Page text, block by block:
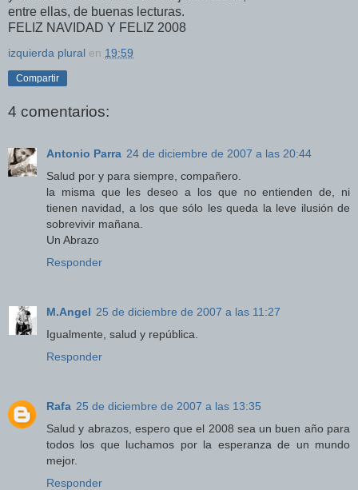
entre ellas, de buenas lecturas.
FELIZ NAVIDAD Y FELIZ 2008
izquierda plural en 19:59
Compartir
4 comentarios:
Antonio Parra 24 de diciembre de 2007 a las 20:44
Salud por y para siempre, compañero.
la misma que les deseo a los que no entienden de, ni
tienen navidad, a los que sólo les queda la leve ilusión de
sobrevivir mañana.
Un Abrazo
Responder
M.Angel 25 de diciembre de 2007 a las 11:27
Igualmente, salud y república.
Responder
Rafa 25 de diciembre de 2007 a las 13:35
Salud y abrazos, espero que el 2008 sea un buen año para
todos los que luchamos por la esperanza de un mundo
mejor.
Responder